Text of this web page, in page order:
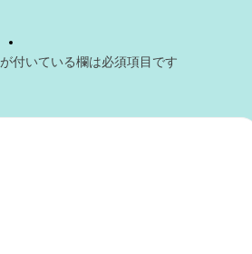
が付いている欄は必須項目です